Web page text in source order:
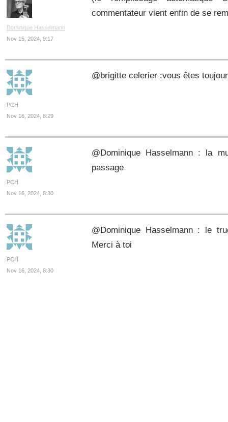
Dominique Hasselmann
Nov 15, 2024, 9:17
commentateur vient enfin de se
PCH
Nov 16, 2024, 8:29
@brigitte celerier :vous êtes
PCH
Nov 16, 2024, 8:30
@Dominique Hasselmann : la
passage
PCH
Nov 16, 2024, 8:30
@Dominique Hasselmann : le
Merci à toi